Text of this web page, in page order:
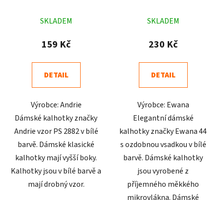
hodnocení
produktu
5,0
z
hvězdiček.
SKLADEM
159 Kč
DETAIL
Výrobce: Andrie
Dámské kalhotky značky
Andrie vzor PS 2882 v bílé
barvě. Dámské klasické
kalhotky mají vyšší boky.
Kalhotky jsou v bílé barvě a
mají drobný vzor.
hodnocení
produktu
4,9
z
hvězdiček.
SKLADEM
230 Kč
DETAIL
Výrobce: Ewana
Elegantní dámské
kalhotky značky Ewana 44
s ozdobnou vsadkou v bílé
barvě. Dámské kalhotky
jsou vyrobené z
příjemného měkkého
mikrovlákna. Dámské